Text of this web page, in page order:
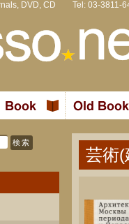
DVD, CD Tel: 03-3811-
芸術(